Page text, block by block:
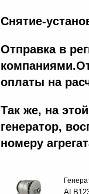
Снятие-
Отправка в
оплаты на
Так же, на
генератор,
номеру